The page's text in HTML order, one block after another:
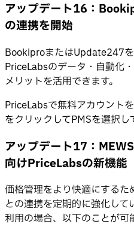
アップデート16：
の連携を開始
BookiproまたはUpdate247を
PriceLabsのデータ・自動化
メリットを活用できます。
PriceLabsで無料アカウント
をクリックしてPMSを選択し
アップデート17：
向けPriceLabsの新機能
価格管理をより快適にする
との連携を定期的に強化して
利用の場合、以下のことが可